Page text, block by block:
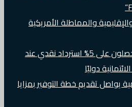
والمماطلة الأمريكية
أكثر من 5000فائز سيحصلون على 5% استرداد نقدي عند
يواصل تقديم خطة التوفير بمزايا